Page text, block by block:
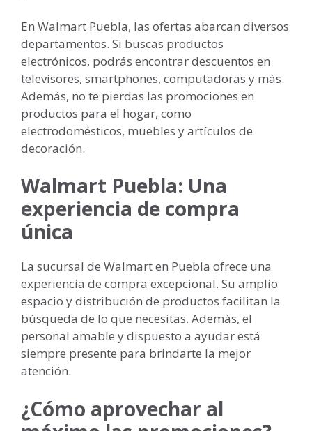
En Walmart Puebla, las ofertas abarcan diversos
departamentos. Si buscas productos
electrónicos, podrás encontrar descuentos en
televisores, smartphones, computadoras y más.
Además, no te pierdas las promociones en
productos para el hogar, como
electrodomésticos, muebles y artículos de
decoración.
Walmart Puebla: Una
experiencia de compra
única
La sucursal de Walmart en Puebla ofrece una
experiencia de compra excepcional. Su amplio
espacio y distribución de productos facilitan la
búsqueda de lo que necesitas. Además, el
personal amable y dispuesto a ayudar está
siempre presente para brindarte la mejor
atención.
¿Cómo aprovechar al